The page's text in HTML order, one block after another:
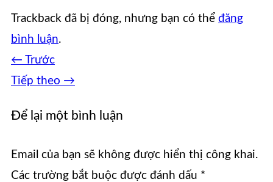
Trackback đã bị đóng, nhưng bạn có thể đăng
bình luận.
← Trước
Tiếp theo →
Để lại một bình luận
Email của bạn sẽ không được hiển thị công khai.
Các trường bắt buộc được đánh dấu *